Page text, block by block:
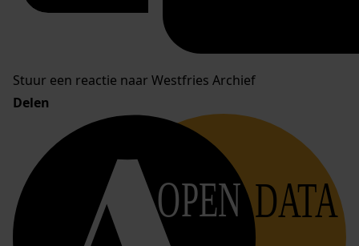
Stuur een reactie naar Westfries Archief
Delen
OPEN DATA